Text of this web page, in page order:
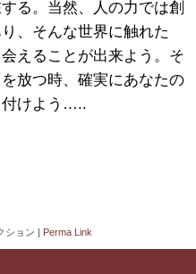
る。当然、人の力では創
、そんな世界に触れた
えることが出来よう。そ
放つ時、確実にあなたの
付けよう…..
ション | Perma Link